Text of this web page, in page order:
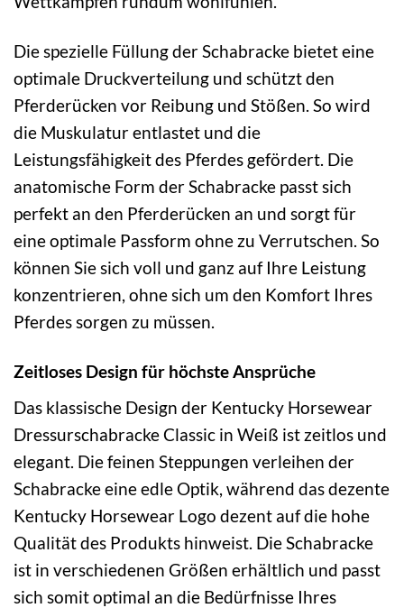
Die spezielle Füllung der Schabracke bietet eine
optimale Druckverteilung und schützt den
Pferderücken vor Reibung und Stößen. So wird
die Muskulatur entlastet und die
Leistungsfähigkeit des Pferdes gefördert. Die
anatomische Form der Schabracke passt sich
perfekt an den Pferderücken an und sorgt für
eine optimale Passform ohne zu Verrutschen. So
können Sie sich voll und ganz auf Ihre Leistung
konzentrieren, ohne sich um den Komfort Ihres
Pferdes sorgen zu müssen.
Zeitloses Design für höchste Ansprüche
Das klassische Design der Kentucky Horsewear
Dressurschabracke Classic in Weiß ist zeitlos und
elegant. Die feinen Steppungen verleihen der
Schabracke eine edle Optik, während das dezente
Kentucky Horsewear Logo dezent auf die hohe
Qualität des Produkts hinweist. Die Schabracke
ist in verschiedenen Größen erhältlich und passt
sich somit optimal an die Bedürfnisse Ihres